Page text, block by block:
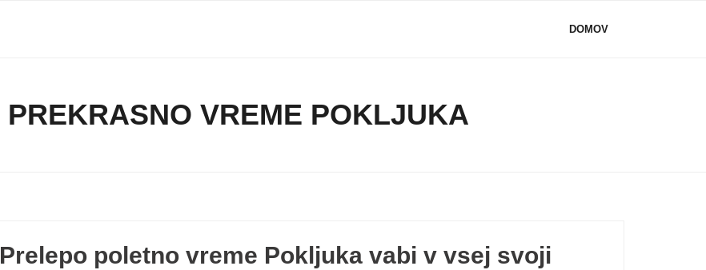
DOMOV
PREKRASNO VREME POKLJUKA
Prelepo poletno vreme Pokljuka vabi v vsej svoji